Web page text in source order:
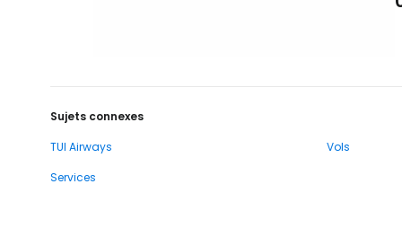
Sujets connexes
TUI Airways
Vols
Services